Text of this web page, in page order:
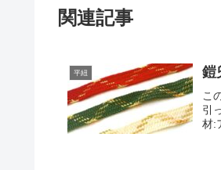
関連記事
平紐 鎧
こ
引
材: